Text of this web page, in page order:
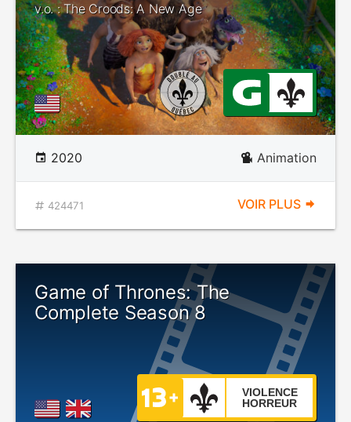
v.o. : The Croods: A New Age
2020 Animation
424471 VOIR PLUS
Game of Thrones: The
Complete Season 8
VIOLENCE
HORREUR